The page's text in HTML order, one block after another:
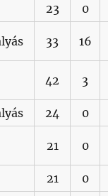
23 0
33 16
42 3
24 0
21 0
21
0